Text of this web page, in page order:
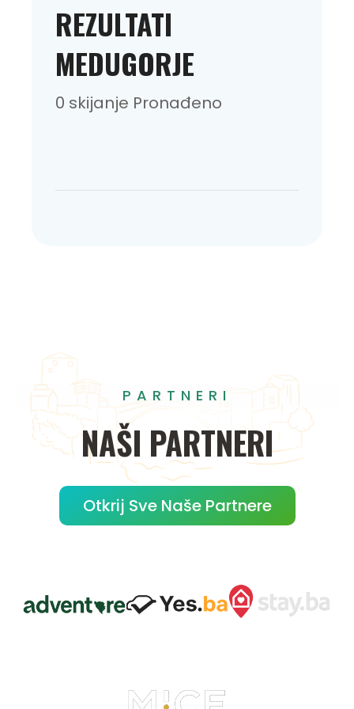
REZULTATI
MEDUGORJE
0 skijanje Pronađeno
PARTNERI
NAŠI PARTNERI
Otkrij Sve Naše Partnere